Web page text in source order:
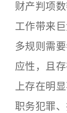
财产判项
工作带来
多规则需
应性，且
上存在明
职务犯罪